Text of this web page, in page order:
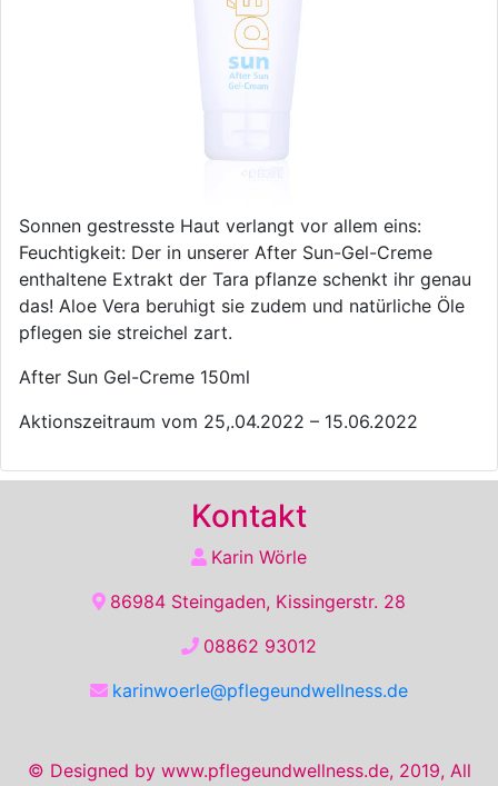
Sonnen gestresste Haut verlangt vor allem eins:
Feuchtigkeit: Der in unserer After Sun-Gel-Creme
enthaltene Extrakt der Tara pflanze schenkt ihr genau
das! Aloe Vera beruhigt sie zudem und natürliche Öle
pflegen sie streichel zart.
After Sun Gel-Creme 150ml
Aktionszeitraum vom 25,.04.2022 – 15.06.2022
Kontakt
Karin Wörle
86984 Steingaden, Kissingerstr. 28
08862 93012
karinwoerle@pflegeundwellness.de
© Designed by www.pflegeundwellness.de, 2019, All